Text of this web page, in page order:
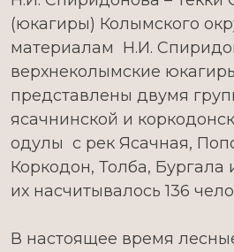
(юкагиры) Колымского
материалам Н.И.
верхнеколымские
представлены двумя
ясачнинской и
одулы с рек Ясачная,
Коркодон, Толба,
их насчитывалось 136
В настоящее время